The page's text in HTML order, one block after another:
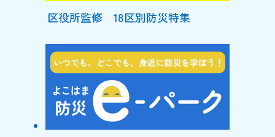
区役所監修 18区別防災特集